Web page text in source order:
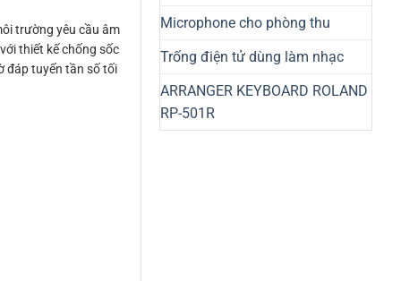
Microphone cho phòng thu
Trống điện tử dùng làm nhạc
ARRANGER KEYBOARD ROLAND
RP-501R
trường yêu cầu âm
thiết kế chống sốc
đáp tuyến tần số tối